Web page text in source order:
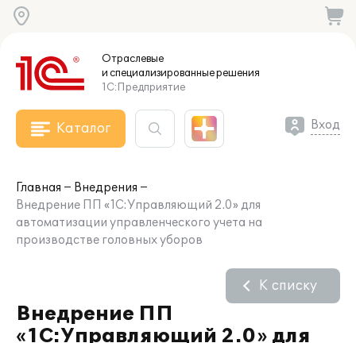
Отраслевые
и специализированныерешения
1С:Предприятие
Каталог Вход
Главная
Внедрения
Внедрение ПП «1С:Управляющий 2.0» для
автоматизации управленческого учета на
производстве головных уборов
Внедрение ПП
«1С:Управляющий 2.0» для
К списку